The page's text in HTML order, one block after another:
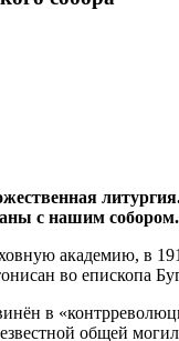
с нашим собором.
академию, в
во епископа
в
общей